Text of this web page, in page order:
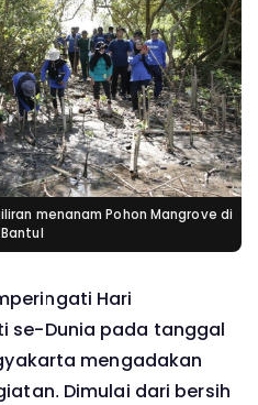
menanam Pohon Mangrove di
Hari
se-Dunia pada tanggal
mengadakan
Dimulai dari bersih